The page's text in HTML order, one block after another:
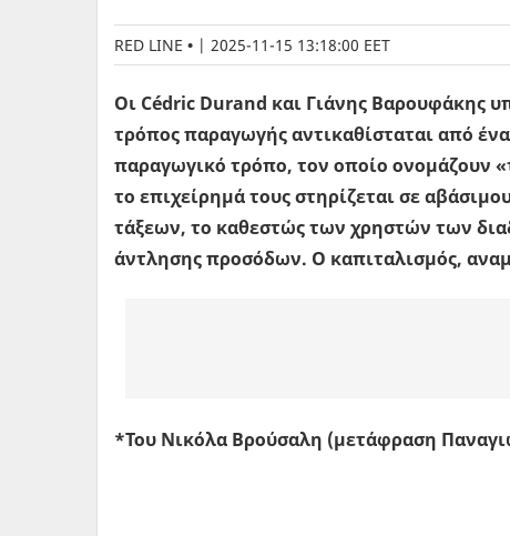
RED LINE | 2025-11-15 13:18:00 EET
Οι Cédric Durand και Γιάνης Βαρουφάκης
τρόπος παραγωγής αντικαθίσταται από
παραγωγικό τρόπο, τον οποίο ονομάζουν
το επιχείρημά τους στηρίζεται σε
τάξεων, το καθεστώς των χρηστών των
άντλησης προσόδων. Ο καπιταλισμός,
*Του Νικόλα Βρούσαλη (μετάφραση